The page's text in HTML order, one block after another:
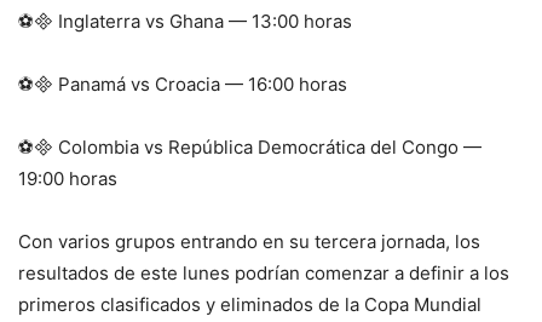
⚽ Inglaterra vs Ghana — 13:00 horas
⚽ Panamá vs Croacia — 16:00 horas
⚽ Colombia vs República Democrática del Congo —
19:00 horas
Con varios grupos entrando en su tercera jornada, los
resultados de este lunes podrían comenzar a definir a los
primeros clasificados y eliminados de la Copa Mundial